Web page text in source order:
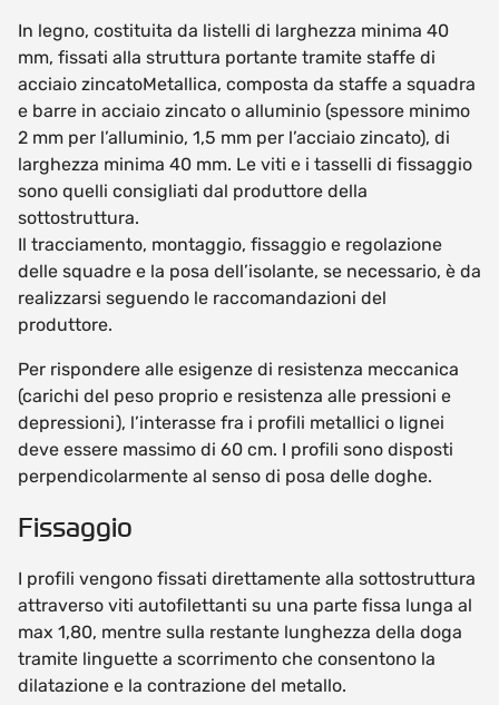
In legno, costituita da listelli di larghezza minima 40
mm, fissati alla struttura portante tramite staffe di
acciaio zincatoMetallica, composta da staffe a squadra
e barre in acciaio zincato o alluminio (spessore minimo
2 mm per l’alluminio, 1,5 mm per l’acciaio zincato), di
larghezza minima 40 mm. Le viti e i tasselli di fissaggio
sono quelli consigliati dal produttore della
sottostruttura.
Il tracciamento, montaggio, fissaggio e regolazione
delle squadre e la posa dell’isolante, se necessario, è da
realizzarsi seguendo le raccomandazioni del
produttore.
Per rispondere alle esigenze di resistenza meccanica
(carichi del peso proprio e resistenza alle pressioni e
depressioni), l’interasse fra i profili metallici o lignei
deve essere massimo di 60 cm. I profili sono disposti
perpendicolarmente al senso di posa delle doghe.
Fissaggio
I profili vengono fissati direttamente alla sottostruttura
attraverso viti autofilettanti su una parte fissa lunga al
max 1,80, mentre sulla restante lunghezza della doga
tramite linguette a scorrimento che consentono la
dilatazione e la contrazione del metallo.